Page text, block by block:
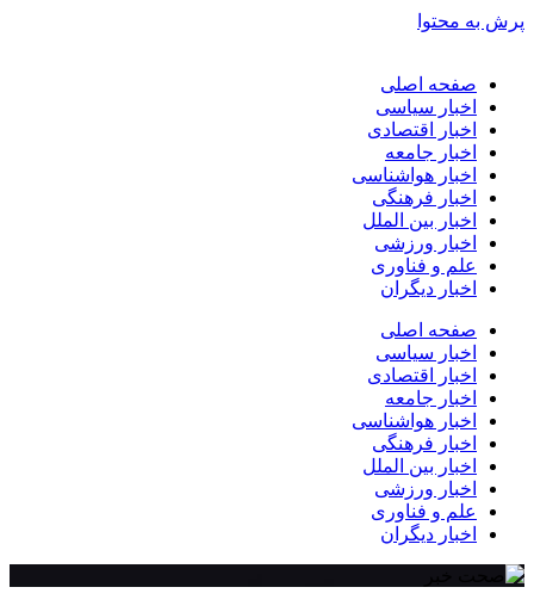
پرش به محتوا
صفحه اصلی
اخبار سیاسی
اخبار اقتصادی
اخبار جامعه
اخبار هواشناسی
اخبار فرهنگی
اخبار بین الملل
اخبار ورزشی
علم و فناوری
اخبار دیگران
صفحه اصلی
اخبار سیاسی
اخبار اقتصادی
اخبار جامعه
اخبار هواشناسی
اخبار فرهنگی
اخبار بین الملل
اخبار ورزشی
علم و فناوری
اخبار دیگران